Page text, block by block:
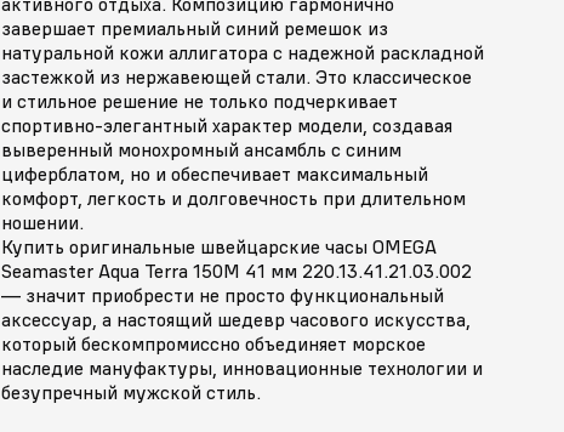
завершает премиальный синий ремешок из
натуральной кожи аллигатора с надежной раскладной
застежкой из нержавеющей стали. Это классическое
и стильное решение не только подчеркивает
спортивно-элегантный характер модели, создавая
выверенный монохромный ансамбль с синим
циферблатом, но и обеспечивает максимальный
комфорт, легкость и долговечность при длительном
ношении.
Купить оригинальные швейцарские часы OMEGA
Seamaster Aqua Terra 150M 41 мм 220.13.41.21.03.002
— значит приобрести не просто функциональный
аксессуар, а настоящий шедевр часового искусства,
который бескомпромиссно объединяет морское
наследие мануфактуры, инновационные технологии и
безупречный мужской стиль.